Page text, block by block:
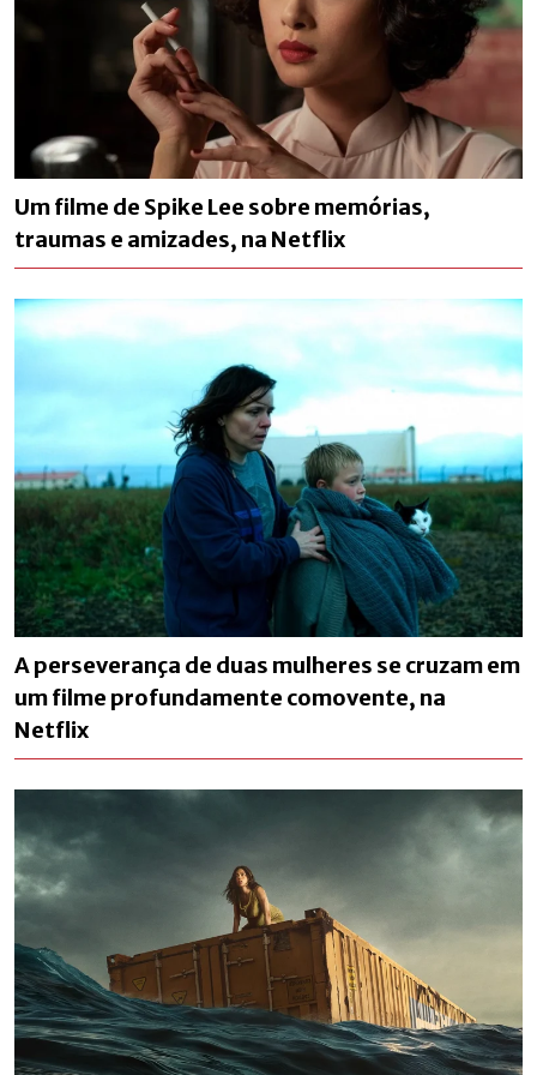
Um filme de Spike Lee sobre memórias,
traumas e amizades, na Netflix
A perseverança de duas mulheres se cruzam em
um filme profundamente comovente, na
Netflix